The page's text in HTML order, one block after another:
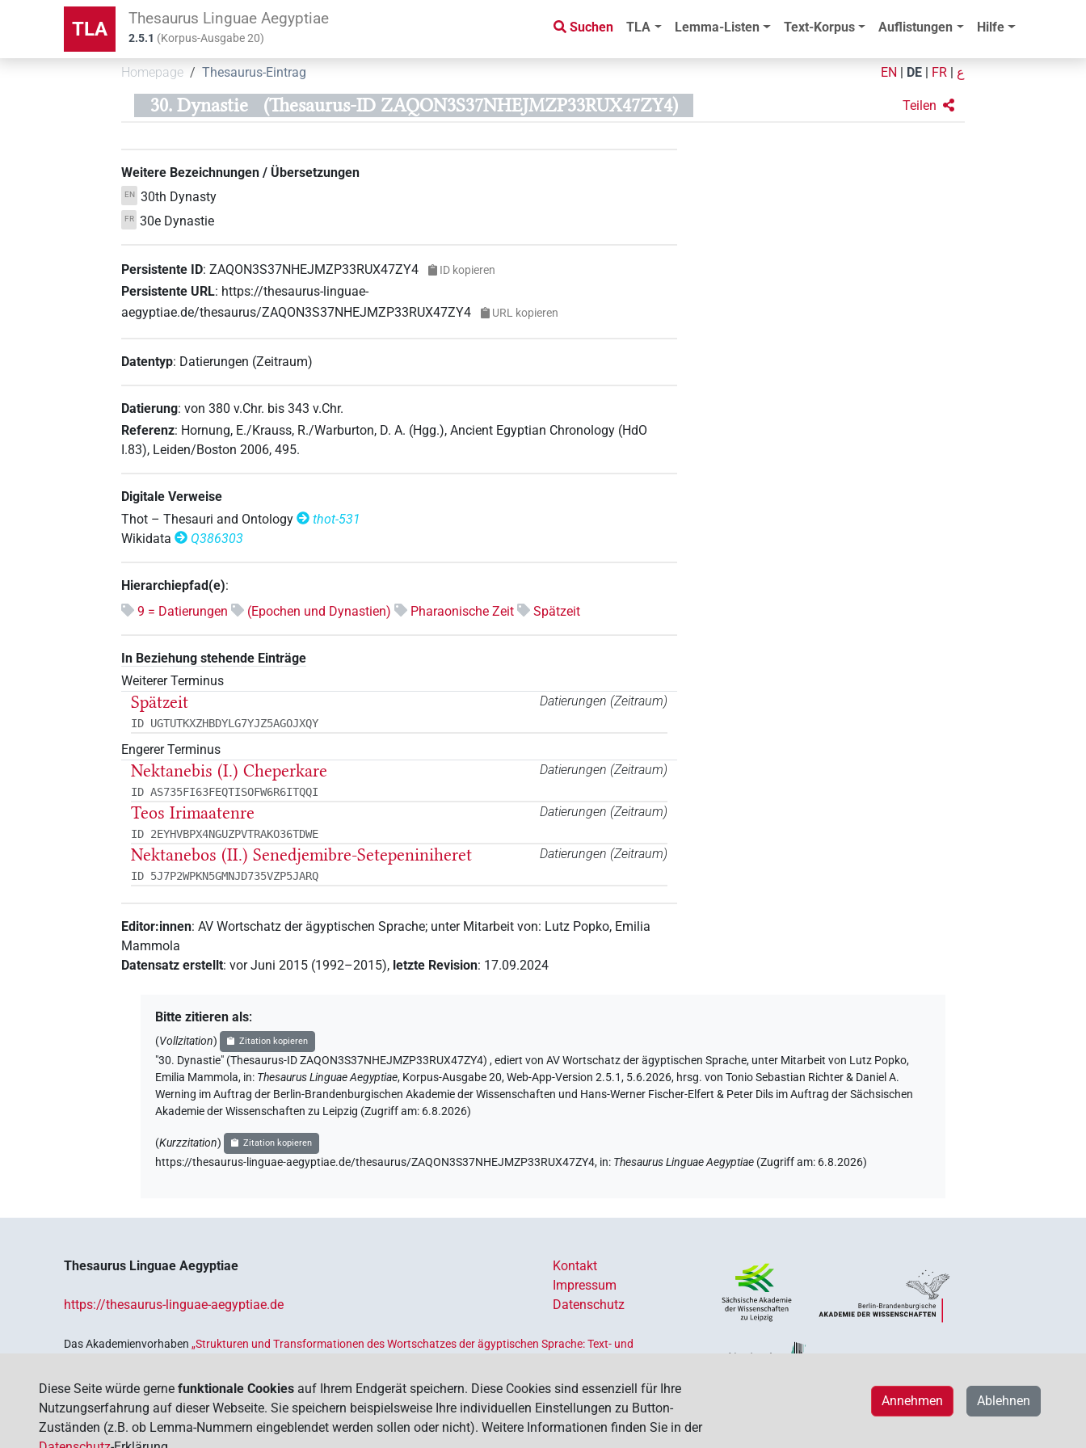
TLA Thesaurus Linguae Aegyptiae
2.5.1 (Korpus-Ausgabe20)
Suchen TLA Lemma-Listen Text-Korpus Auflistungen Hilfe
Homepage Thesaurus-Eintrag EN DE FR ع
30. Dynastie (Thesaurus-ID ZAQON3S37NHEJMZP33RUX47ZY4) Teilen
Weitere Bezeichnungen / Übersetzungen
EN 30th Dynasty
FR 30e Dynastie
Persistente ID:ZAQON3S37NHEJMZP33RUX47ZY4 ID kopieren
Persistente URL: https://thesaurus-linguae-
aegyptiae.de/thesaurus/ZAQON3S37NHEJMZP33RUX47ZY4
URL kopieren
Datentyp: Datierungen (Zeitraum)
Datierung:von 380 v.Chr. bis 343 v.Chr.
Referenz: Hornung, E./Krauss, R./Warburton, D. A. (Hgg.), Ancient Egyptian Chronology (HdO
I.83), Leiden/Boston 2006, 495.
Digitale Verweise
Thot – Thesauri and Ontology
thot-531
Wikidata
Q386303
Hierarchiepfad(e):
9 = Datierungen
(Epochen und Dynastien) Pharaonische Zeit Spätzeit
In Beziehung stehende Einträge
Weiterer Terminus
Datierungen (Zeitraum)
Spätzeit
ID UGTUTKXZHBDYLG7YJZ5AGOJXQY
Engerer Terminus
Datierungen (Zeitraum)
Nektanebis (I.) Cheperkare
ID AS735FI63FEQTISOFW6R6ITQQI
Datierungen (Zeitraum)
Teos Irimaatenre
ID 2EYHVBPX4NGUZPVTRAKO36TDWE
Datierungen (Zeitraum)
Nektanebos (II.) Senedjemibre-Setepeniniheret
ID 5J7P2WPKN5GMNJD735VZP5JARQ
Editor:innen:AV Wortschatz der ägyptischen Sprache; unter Mitarbeit von: Lutz Popko, Emilia
Mammola
Datensatz erstellt:vor Juni 2015 (1992–2015), letzte Revision: 17.09.2024
Bitte zitieren als:
(Vollzitation) Zitation kopieren
"30. Dynastie" (Thesaurus-ID ZAQON3S37NHEJMZP33RUX47ZY4),ediert von AV Wortschatz der ägyptischen Sprache, unter Mitarbeit von Lutz Popko,
Emilia Mammola, in: Thesaurus Linguae Aegyptiae, Korpus-Ausgabe 20, Web-App-Version 2.5.1, 5.6.2026, hrsg. von Tonio Sebastian Richter & Daniel A.
Werning im Auftrag der Berlin-Brandenburgischen Akademie der Wissenschaften und Hans-Werner Fischer-Elfert & Peter Dils im Auftrag der Sächsischen
Akademie der Wissenschaften zu Leipzig (Zugriff am: 6.8.2026)
(Kurzzitation) Zitation kopieren
https://thesaurus-linguae-aegyptiae.de/thesaurus/ZAQON3S37NHEJMZP33RUX47ZY4, in: Thesaurus Linguae Aegyptiae (Zugriff am: 6.8.2026)
Thesaurus Linguae Aegyptiae
https://thesaurus-linguae-aegyptiae.de
Kontakt
Impressum
Datenschutz
Das Akademienvorhaben„Strukturen und Transformationen des Wortschatzes der ägyptischen Sprache: Text- und
Deutschen Akademien der Wissenschaften.
Diese Seite würde gerne funktionale Cookies auf Ihrem Endgerät speichern. Diese Cookies sind essenziell für Ihre
Nutzungserfahrung auf dieser Webseite. Sie speichern beispielsweise Ihre individuellen Einstellungen zu Button-
Zuständen (z.B. ob Lemma-Nummern eingeblendet werden sollen oder nicht). Weitere Informationen finden Sie in der
Ablehnen
Annehmen